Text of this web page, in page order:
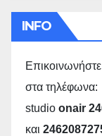
INFO
στα τηλέφωνα:
studio onair
και